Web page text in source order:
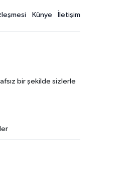
Künye İletişim
bir şekilde sizlerle